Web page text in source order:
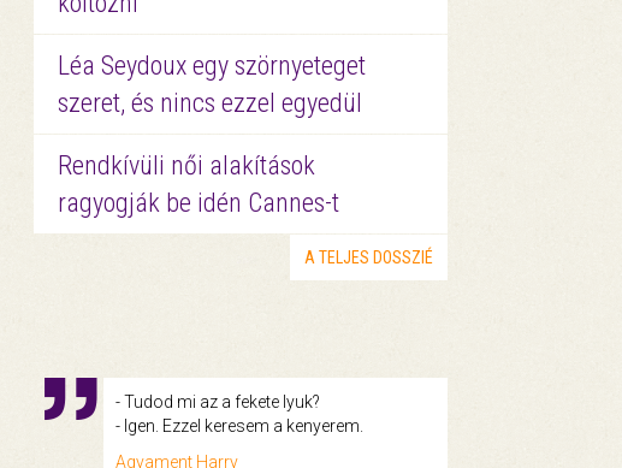
Léa Seydoux egy szörnyeteget
szeret, és nincs ezzel egyedül
Rendkívüli női alakítások
ragyogják be idén Cannes-t
A TELJES DOSSZIÉ
- Tudod mi az a fekete lyuk?
- Igen. Ezzel keresem a kenyerem.
Agyament Harry